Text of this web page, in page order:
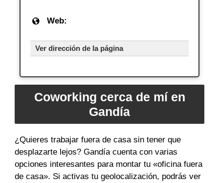
Web:
Ver dirección de la página
Coworking cerca de mí en
Gandía
¿Quieres trabajar fuera de casa sin tener que
desplazarte lejos? Gandía cuenta con varias
opciones interesantes para montar tu «oficina fuera
de casa». Si activas tu geolocalización, podrás ver